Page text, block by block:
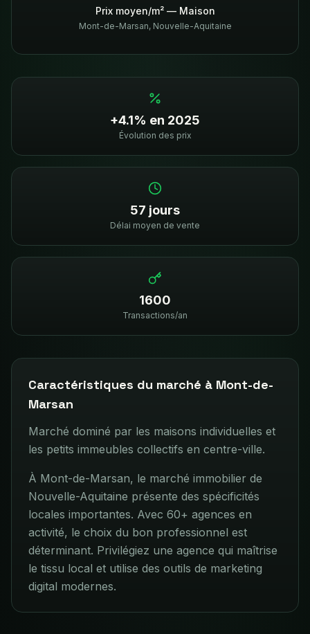
Prix moyen/m² — Maison
Mont-de-Marsan, Nouvelle-Aquitaine
+4.1% en 2025
Évolution des prix
57 jours
Délai moyen de vente
1600
Transactions/an
Caractéristiques du marché à Mont-de-
Marsan
Marché dominé par les maisons individuelles et
les petits immeubles collectifs en centre-ville.
À Mont-de-Marsan, le marché immobilier de
Nouvelle-Aquitaine présente des spécificités
locales importantes. Avec 60+ agences en
activité, le choix du bon professionnel est
déterminant. Privilégiez une agence qui maîtrise
le tissu local et utilise des outils de marketing
digital modernes.